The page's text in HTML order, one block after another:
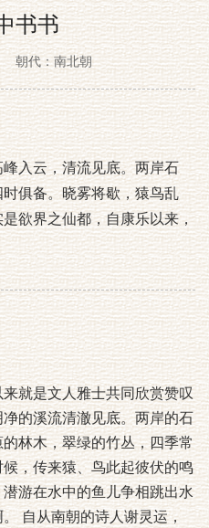
书书
朝代：南北朝
云，清流见底。两岸石
俱备。晓雾将歇，猿鸟乱
欲界之仙都，自康乐以来，
是文人雅士共同欣赏赞叹
的溪流清澈见底。两岸的石
林木，翠绿的竹丛，四季常
，传来猿、鸟此起彼伏的鸣
游在水中的鱼儿争相跳出水
自从南朝的诗人谢灵运，